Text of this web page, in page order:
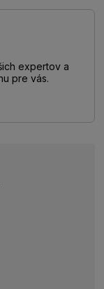
expertov a
pre vás.